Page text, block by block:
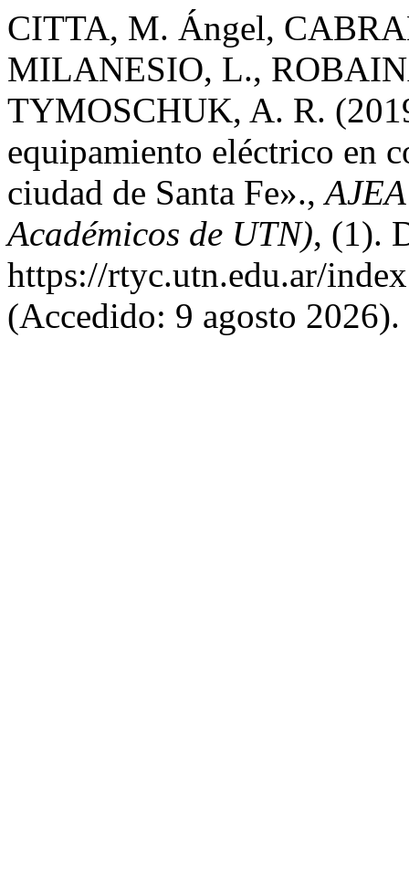
CITTA, M. Ángel,
MILANESIO, L.,
TYMOSCHUK, A. R.
equipamiento eléctrico en
ciudad de Santa Fe».,
Académicos de UTN), (1).
https://rtyc.utn.edu.ar/
(Accedido: 9 agosto 2026).